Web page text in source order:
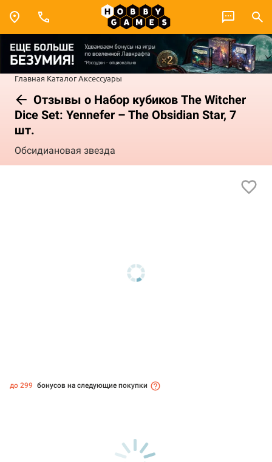
Главная КаталогАксессуары
Отзывы о Набор кубиков The Witcher
Dice Set: Yennefer – The Obsidian Star, 7
шт.
Обсидиановая звезда
до 299 бонусов на следующие покупки